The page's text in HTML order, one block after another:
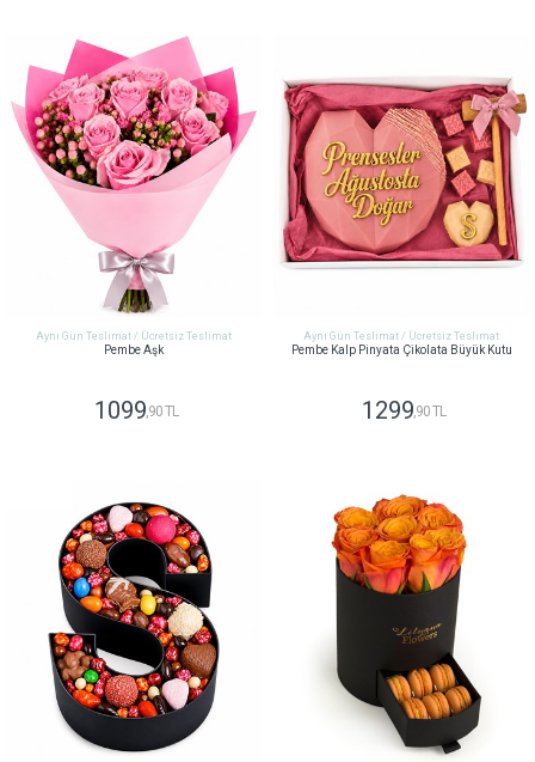
Aynı Gün Teslimat / Ücretsiz Teslimat
Pembe Aşk
1099,90 TL
Aynı Gün Teslimat / Ücretsiz Teslimat
Pembe Kalp Pinyata Çikolata Büyük Kutu
1299,90 TL